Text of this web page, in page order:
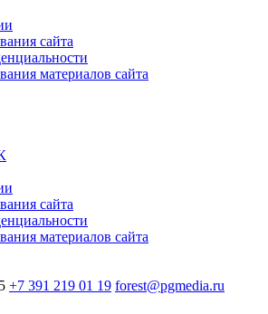
сайта
материалов сайта
сайта
материалов сайта
+7 391 219 01 19 forest@pgmedia.ru